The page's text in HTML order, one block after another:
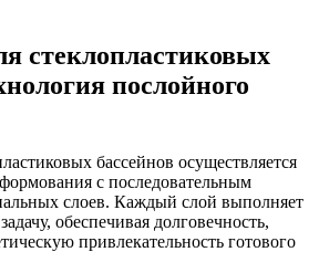
стеклопластиковых
послойного
бассейнов осуществляется
с последовательным
слоев. Каждый слой выполняет
обеспечивая долговечность,
привлекательность готового